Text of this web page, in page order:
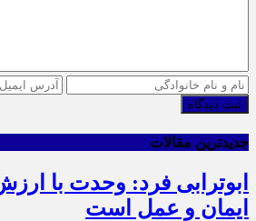
ثبت دیدگاه
جدیدترین مقالات
ابوترابی فرد: وحدت با
ایمان و عمل است